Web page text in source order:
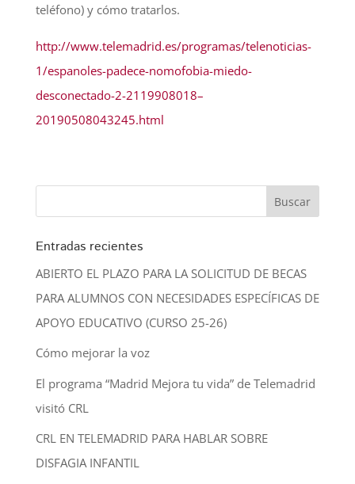
teléfono) y cómo tratarlos.
http://www.telemadrid.es/programas/telenoticias-
1/espanoles-padece-nomofobia-miedo-
desconectado-2-2119908018–
20190508043245.html
Entradas recientes
ABIERTO EL PLAZO PARA LA SOLICITUD DE BECAS
PARA ALUMNOS CON NECESIDADES ESPECÍFICAS DE
APOYO EDUCATIVO (CURSO 25-26)
Cómo mejorar la voz
El programa “Madrid Mejora tu vida” de Telemadrid
visitó CRL
CRL EN TELEMADRID PARA HABLAR SOBRE
DISFAGIA INFANTIL